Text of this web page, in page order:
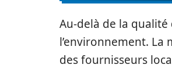
Au-delà de la qualité
l’environnement.
des fournisseurs